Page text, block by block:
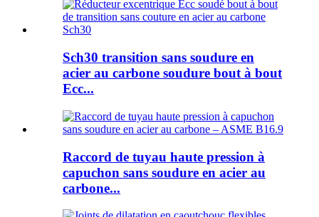
Sch30 transition sans soudure en
acier au carbone soudure bout à bout
Ecc...
Raccord de tuyau haute pression à
capuchon sans soudure en acier au
carbone...